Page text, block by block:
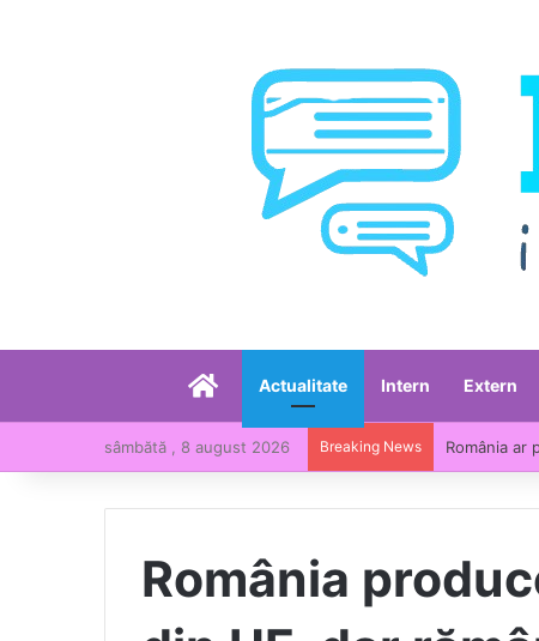
AcasăActualitate Intern Extern
sâmbătă , 8 august 2026 Breaking News România,
România